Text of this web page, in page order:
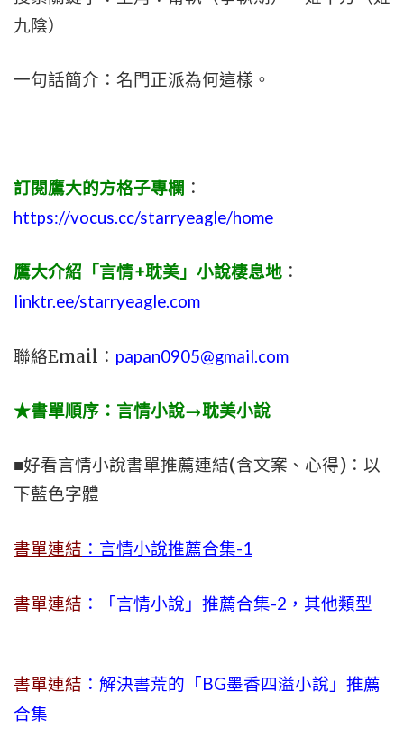
九陰）
一句話簡介：名門正派為何這樣。
訂閱鷹大的方格子專欄 ：
https://vocus.cc/starryeagle/home
鷹大介紹「言情+耽美」小說棲息地 ：
linktr.ee/starryeagle.com
聯絡Email： papan0905@gmail.com
★書單順序：言情小說→耽美小說
■好看言情小說書單推薦連結(含文案、心得)：以
下藍色字體
書單連結 ：言情小說推薦合集-1
書單連結 ：「言情小說」推薦合集-2，其他類型
書單連結 ：解決書荒的「BG墨香四溢小說」推薦
合集